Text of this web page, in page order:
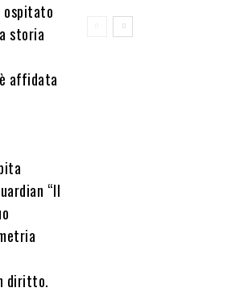
ospitato
storia
affidata
“Il
diritto.